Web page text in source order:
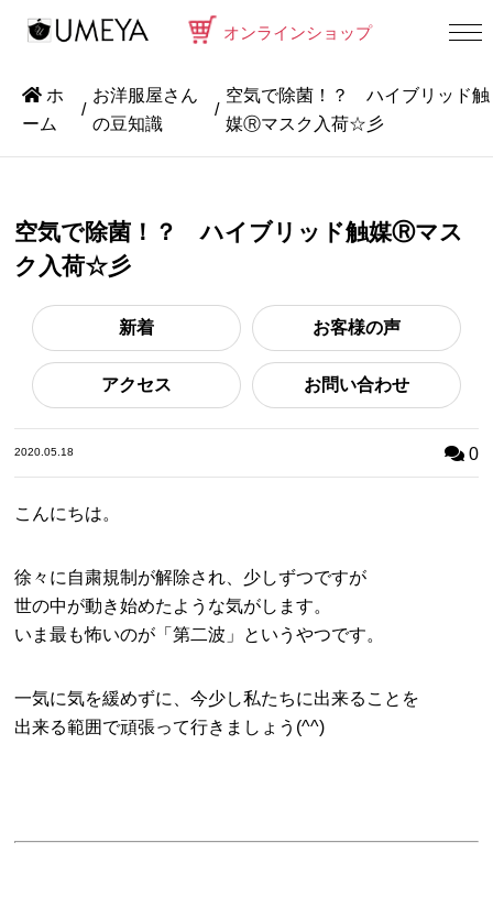
オンラインショップ
ホ
ーム
お洋服屋さん
の豆知識
空気で除菌！？ ハイブリッド触
媒Ⓡマスク入荷☆彡
空気で除菌！？ ハイブリッド触媒Ⓡマス
ク入荷☆彡
新着 お客様の声
アクセス お問い合わせ
2020.05.18 0
こんにちは。
徐々に自粛規制が解除され、少しずつですが
世の中が動き始めたような気がします。
いま最も怖いのが「第二波」というやつです。
一気に気を緩めずに、今少し私たちに出来ることを
出来る範囲で頑張って行きましょう(^^)